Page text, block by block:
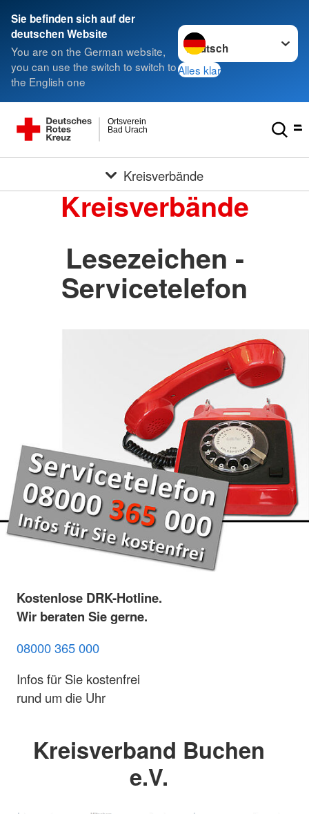
Sie befinden sich auf der
deutschen Website
You are on the German website,
you can use the switch to switch to
the English one
Sprache wechseln zu
Alles klar
Bad Urach
Ortsverein
Kreisverbände
Kreisverbände
Lesezeichen -
Servicetelefon
Kostenlose DRK-Hotline.
Wir beraten Sie gerne.
08000 365 000
Infos für Sie kostenfrei
rund um die Uhr
Kreisverband Buchen
e.V.